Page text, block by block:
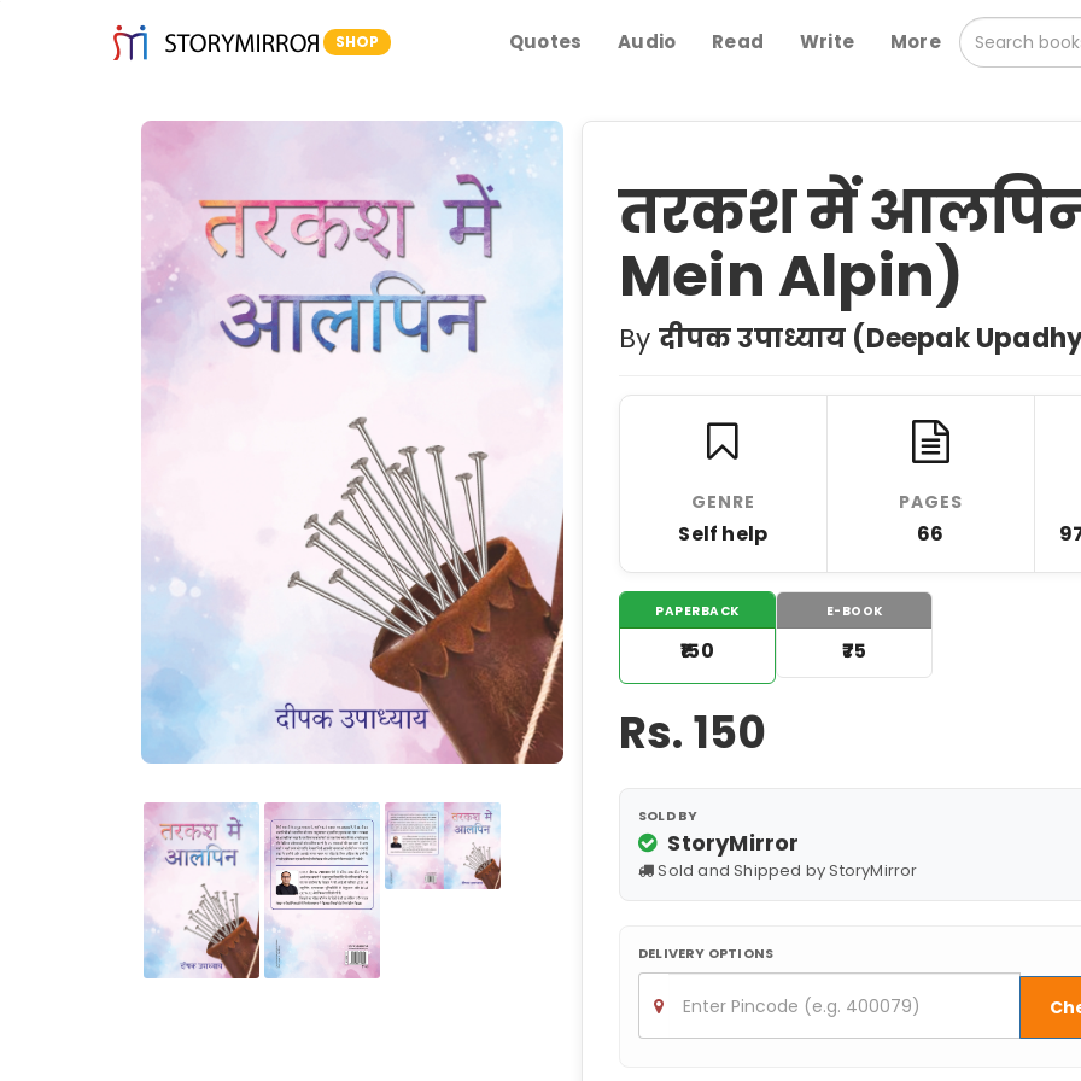
SHOP Quotes Audio Read Write More
तरकश में
Mein Alpin)
By दीपक उपाध्याय (Deepak
GENRE
Self help
PAGES
66
PAPERBACK
₹150
E-BOOK
₹75
Rs.150
SOLD BY
StoryMirror
Sold and Shipped by StoryMirror
DELIVERY OPTIONS